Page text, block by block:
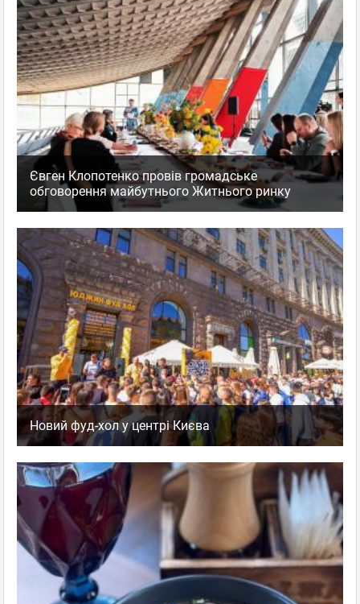
Євген Клопотенко провів громадське
обговорення майбутнього Житнього ринку
Новий фуд-хол у центрі Києва